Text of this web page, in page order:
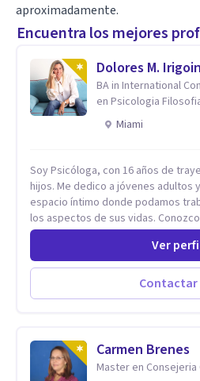
aproximadamente.
Encuentra los mejores
Dolores M. Irigoin
BA in International
en
Miami
Soy Psicóloga, con 16 años de
hijos. Me dedico a jóvenes adultos y parejas , brindándoles un
espacio íntimo donde podamos
los aspectos de sus vidas. Conozco primero a los padres, en
el caso de niños u adolescentes, para luego seguir la terapia
con sus hijos, apuntalándolos en
universitario y profesional,
paralelamente a los padres y
seguridad. Hago terapia de pareja y adultos con método
Ver
Contactar
Carmen Brenes
Master en Consejeria